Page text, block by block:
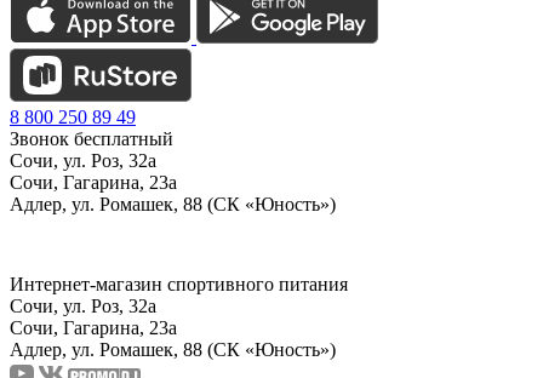
8 800 250 89 49
Звонок бесплатный
Сочи, ул. Роз, 32а
Сочи, Гагарина, 23а
Адлер, ул. Ромашек, 88 (СК «Юность»)
Интернет-магазин спортивного питания
Сочи, ул. Роз, 32а
Сочи, Гагарина, 23а
Адлер, ул. Ромашек, 88 (СК «Юность»)